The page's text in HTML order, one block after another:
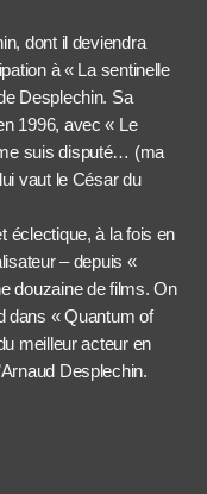
dont il deviendra
à « La sentinelle
Desplechin. Sa
1996, avec « Le
suis disputé… (ma
vaut le César du
éclectique, à la fois en
– depuis «
douzaine de films. On
dans « Quantum of
meilleur acteur en
Desplechin.